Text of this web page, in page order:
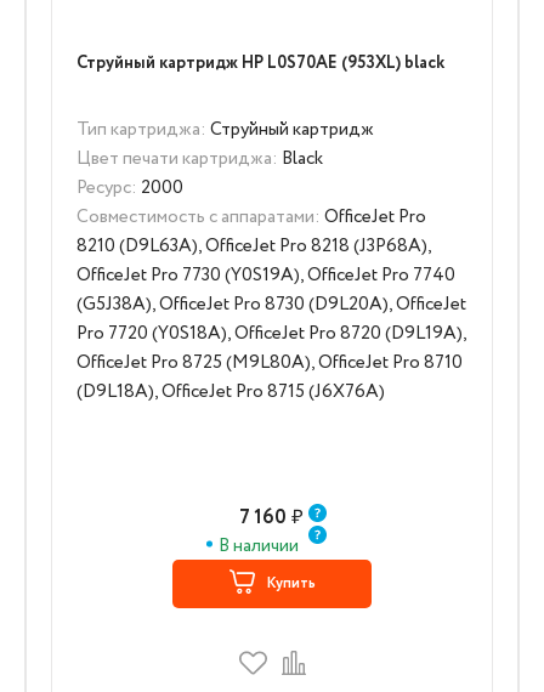
Струйный картридж HP L0S70AE (953XL) black
Тип картриджа: Струйный картридж
Цвет печати картриджа: Black
Ресурс: 2000
Совместимость с аппаратами: OfficeJet Pro
8210 (D9L63A), OfficeJet Pro 8218 (J3P68A),
OfficeJet Pro 7730 (Y0S19A), OfficeJet Pro 7740
(G5J38A), OfficeJet Pro 8730 (D9L20A), OfficeJet
Pro 7720 (Y0S18A), OfficeJet Pro 8720 (D9L19A),
OfficeJet Pro 8725 (M9L80A), OfficeJet Pro 8710
(D9L18A), OfficeJet Pro 8715 (J6X76A)
7 160 ₽
В наличии
Купить